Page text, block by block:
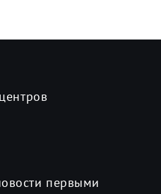
первыми